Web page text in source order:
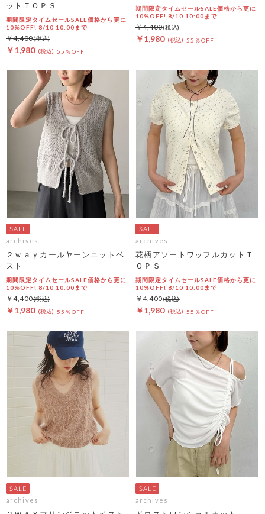
ットＴＯＰＳ
期間限定タイムセールSALE価格から更に
10%OFF! 8/10 10:00まで
￥1,980 55％OFF
￥4,400
期間限定タイムセールSALE価格から更に
10%OFF! 8/10 10:00まで
￥1,980 55％OFF
￥4,400
archives
２ｗａｙカールヤーンニットベ
スト
期間限定タイムセールSALE価格から更に
10%OFF! 8/10 10:00まで
￥1,980 55％OFF
￥4,400
archives
花柄アソートワッフルカットＴ
ＯＰＳ
期間限定タイムセールSALE価格から更に
10%OFF! 8/10 10:00まで
￥1,980 55％OFF
￥4,400
archives archives